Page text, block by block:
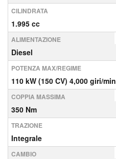
CILINDRATA
1.995 cc
ALIMENTAZIONE
Diesel
POTENZA MAX/REGIME
110 kW (150 CV) 4,000 giri/min
COPPIA MASSIMA
350 Nm
TRAZIONE
Integrale
CAMBIO